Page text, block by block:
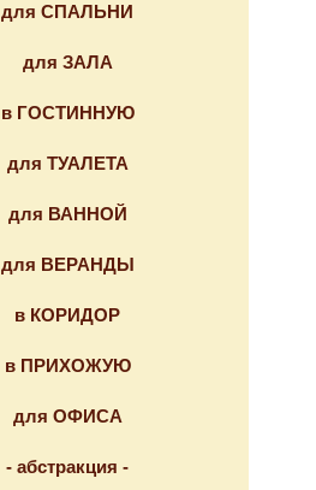
для СПАЛЬНИ
для ЗАЛА
в ГОСТИННУЮ
для ТУАЛЕТА
для ВАННОЙ
для ВЕРАНДЫ
в КОРИДОР
в ПРИХОЖУЮ
для ОФИСА
- абстракция -